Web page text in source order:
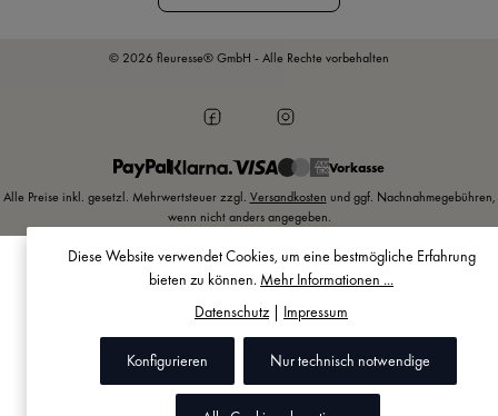
© 2026 fleuresse® GmbH - Alle Rechte vorbehalten
Vorkasse
Alle Preise inkl. gesetzl. Mehrwertsteuer zzgl. Versandkosten und ggf. Nachnahmegebühren,
wenn nicht anders angegeben.
Diese Website verwendet Cookies, um eine bestmögliche Erfahrung
bieten zu können. Mehr Informationen ...
Datenschutz| Impressum
Nur technisch notwendige
Konfigurieren